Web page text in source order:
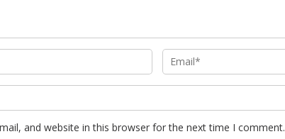
and website in this browser for the next time I comment.